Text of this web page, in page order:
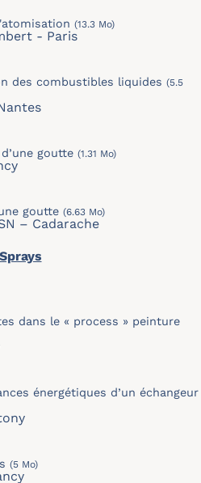
(13.3 Mo)
- Paris
des combustibles liquides (5.5
goutte (1.31 Mo)
goutte (6.63 Mo)
– Cadarache
Sprays
dans le « process » peinture
énergétiques d’un échangeur
(5 Mo)